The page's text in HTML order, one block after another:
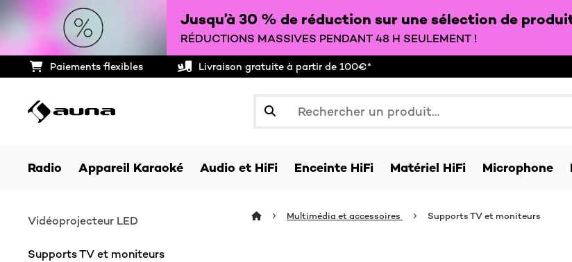
Jusqu’à 30 % de réduction sur une sélection de
RÉDUCTIONS MASSIVES PENDANT 48 H SEULEMENT !
Paiements flexibles Livraison gratuite à partir de 100€*
Radio Appareil Karaoké Audio et HiFi Enceinte HiFi Matériel HiFi Microphone
Vidéoprojecteur LED
Supports TV et moniteurs
Multimédia et accessoires Supports TV et moniteurs